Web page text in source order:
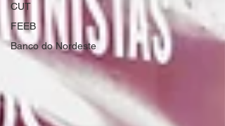
CUT
FEEB
Banco do Nordeste